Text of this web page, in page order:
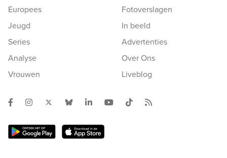
Europees
Jeugd
Series
Analyse
Vrouwen
Fotoverslagen
In beeld
Advertenties
Over Ons
Liveblog